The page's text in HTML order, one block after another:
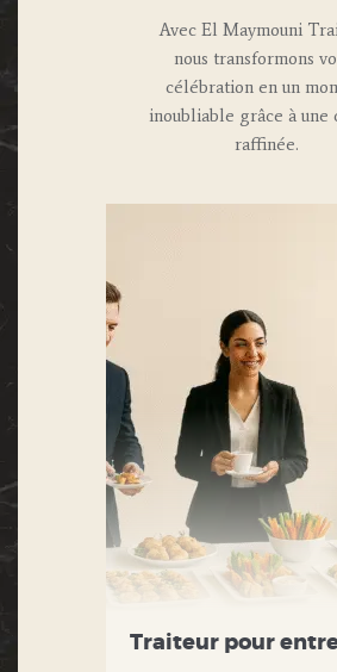
Avec El Maymouni
nous transformons
célébration en un
inoubliable grâce à une
raffinée.
Traiteur pour